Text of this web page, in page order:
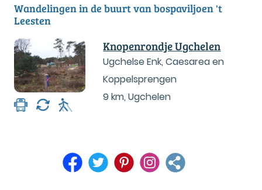
Wandelingen in de buurt van bospaviljoen 't
Leesten
Knopenrondje Ugchelen
Ugchelse Enk, Caesarea en
Koppelsprengen
9 km,Ugchelen